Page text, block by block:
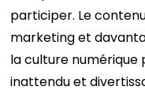
participer. Le
marketing et
la culture
inattendu et